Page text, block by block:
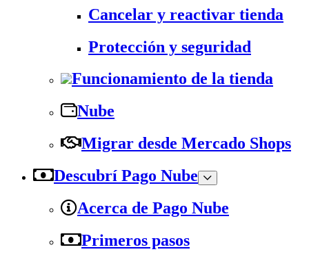
Cancelar y reactivar tienda
Protección y seguridad
Funcionamiento de la tienda
Nube
Migrar desde Mercado Shops
Descubrí Pago Nube
Acerca de Pago Nube
Primeros pasos